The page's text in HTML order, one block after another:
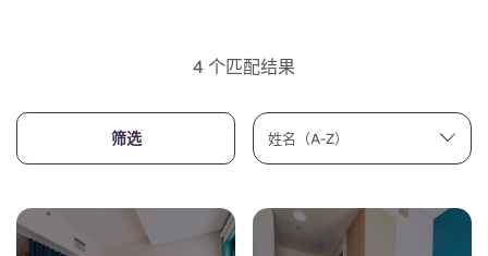
账户
English (US)
选择一个城市
4 个匹配结果
筛选 姓名（A-Z）